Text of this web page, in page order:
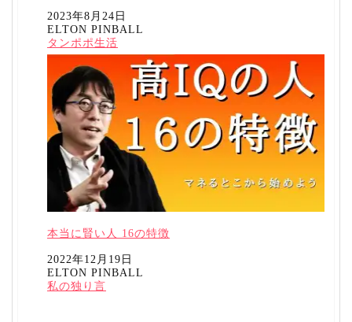
日付
2023年8月24日
投稿者
ELTON PINBALL
関連理由
タンポポ生活
本当に賢い人 16の特徴
日付
2022年12月19日
投稿者
ELTON PINBALL
関連理由
私の独り言